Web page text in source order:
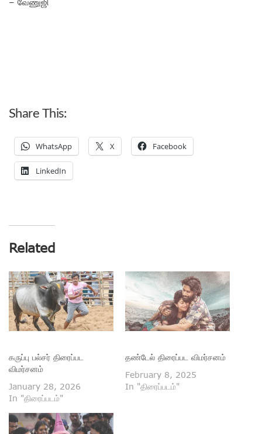
Share This:
WhatsApp X Facebook
LinkedIn
Related
கருப்பு பல்சர் திரைப்பட
விமர்சனம்
January 28, 2026
In "திரைப்படம்"
தண்டேல் திரைப்பட விமர்சனம்
February 8, 2025
In "திரைப்படம்"